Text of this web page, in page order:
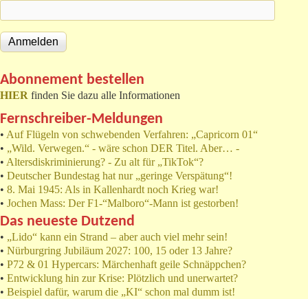
Abonnement bestellen
HIER finden Sie dazu alle Informationen
Fernschreiber-Meldungen
• Auf Flügeln von schwebenden Verfahren: „Capricorn 01“
• „Wild. Verwegen.“ - wäre schon DER Titel. Aber… -
• Altersdiskriminierung? - Zu alt für „TikTok“?
• Deutscher Bundestag hat nur „geringe Verspätung“!
• 8. Mai 1945: Als in Kallenhardt noch Krieg war!
• Jochen Mass: Der F1-“Malboro“-Mann ist gestorben!
Das neueste Dutzend
• „Lido“ kann ein Strand – aber auch viel mehr sein!
• Nürburgring Jubiläum 2027: 100, 15 oder 13 Jahre?
• P72 & 01 Hypercars: Märchenhaft geile Schnäppchen?
• Entwicklung hin zur Krise: Plötzlich und unerwartet?
• Beispiel dafür, warum die „KI“ schon mal dumm ist!